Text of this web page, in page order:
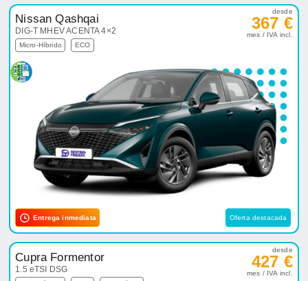
Nissan Qashqai
DIG-T MHEV ACENTA 4×2
Micro-Híbrido ECO
desde
367 €
mes / IVA incl.
Entrega inmediata Oferta destacada
Cupra Formentor
1.5 eTSI DSG
desde
427 €
mes / IVA incl.